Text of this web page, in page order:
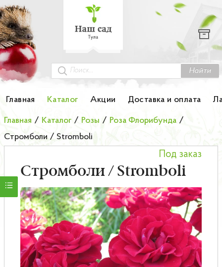
Найти
Главная Каталог Акции Доставка и оплата
Каталог
Гортензии
Грунты
Колоновидные деревья
Лук-севок
Малина
Мини-деревья
НОВИНКА Английские и Японские розы
Саженцы плодовые
Главная / Каталог / Розы / Роза Флорибунда /
Стромболи / Stromboli
Стромболи / Stromboli
Под заказ